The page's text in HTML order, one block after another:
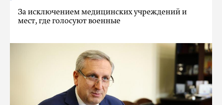
За исключением медицинских учреждений и
мест, где голосуют военные